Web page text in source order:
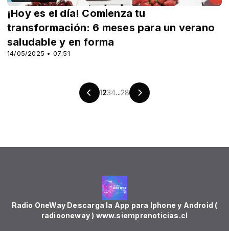
14/05/2025 • 07:51
¡Hoy es el día! Comienza tu
transformación: 6 meses para un verano
saludable y en forma
1234...28
Radio OneWay Descarga la App para Iphone y Android (
radiooneway ) www.siemprenoticias.cl